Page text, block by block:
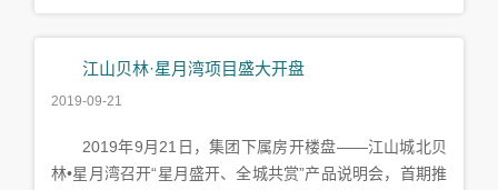
江山贝林·星月湾项目盛大开盘
2019-09-21
2019年9月21日，集团下属房开楼盘——江山城北贝
林•星月湾召开“星月盛开、全城共赏”产品说明会，首期推